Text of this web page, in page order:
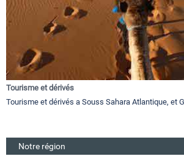
Tourisme et dérivés
Tourisme et dérivés a Souss Sahara Atlantique, et
Notre région